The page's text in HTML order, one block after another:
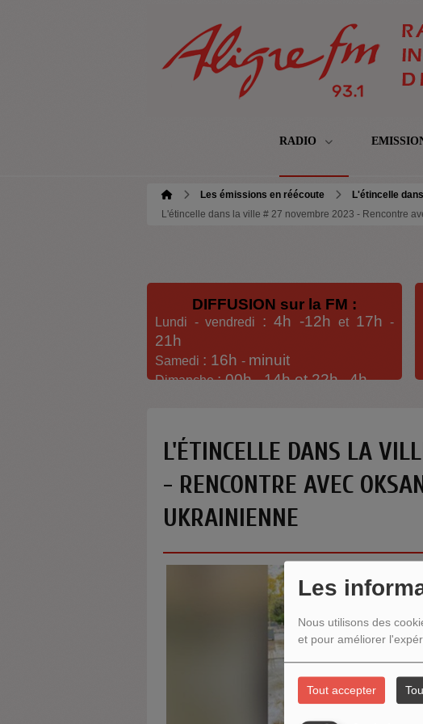
Les
Nous utilisons des
et pour améliorer
Tout accepter
RADIO
Les émissions en réécoute
L'étincelle
L'étincelle dans la ville # 27 novembre 2023 - Rencontre
DIFFUSION sur la FM :
Lundi - vendredi : 4h -12h et 17h -
21h
Samedi : 16h - minuit
Dimanche: 00h -14h et 22h-4h
L'ÉTINCELLE DANS LA
- RENCONTRE AVEC
UKRAINIENNE